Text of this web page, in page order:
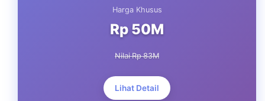
Harga Khusus
Rp 50M
Nilai Rp 83M
Lihat Detail